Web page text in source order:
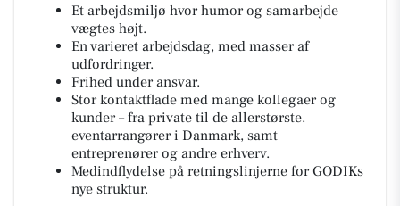
Et arbejdsmiljø hvor humor og samarbejde
vægtes højt.
En varieret arbejdsdag, med masser af
udfordringer.
Frihed under ansvar.
Stor kontaktflade med mange kollegaer og
kunder – fra private til de allerstørste.
eventarrangører i Danmark, samt
entreprenører og andre erhverv.
Medindflydelse på retningslinjerne for GODIKs
nye struktur.